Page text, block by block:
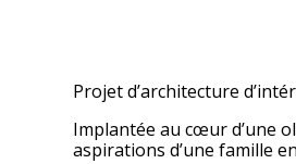
Projet d’architecture
Implantée au cœur d’une
aspirations d’une famille